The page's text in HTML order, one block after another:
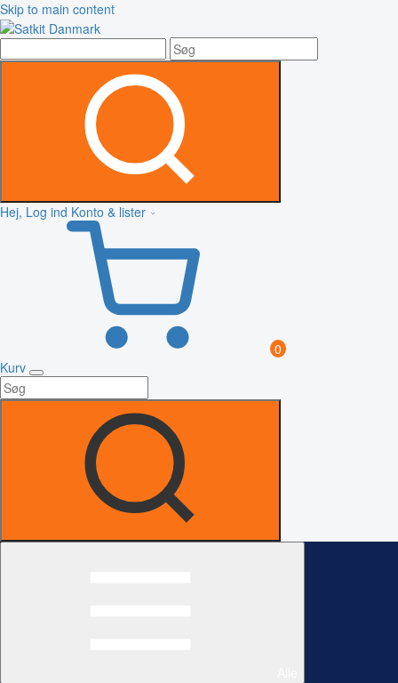
Skip to main content
Hej, Log ind Konto & lister
0
Kurv